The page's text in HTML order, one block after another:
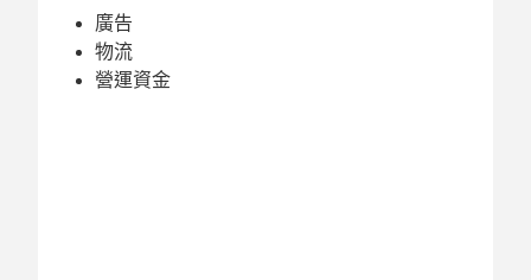
廣告
物流
營運資金